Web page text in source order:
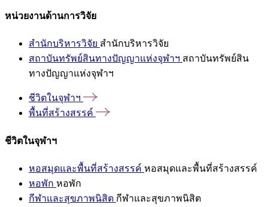
หน่วยงานด้านการวิจัย
สำนักบริหารวิจัย สำนักบริหารวิจัย
สถาบันทรัพย์สินทางปัญญาแห่งจุฬาฯ สถาบันทรัพย์สิน
ทางปัญญาแห่งจุฬาฯ
ชีวิตในจุฬาฯ
พื้นที่สร้างสรรค์
ชีวิตในจุฬาฯ
หอสมุดและพื้นที่สร้างสรรค์ หอสมุดและพื้นที่สร้างสรรค์
หอพัก หอพัก
กีฬาและสุขภาพนิสิต กีฬาและสุขภาพนิสิต